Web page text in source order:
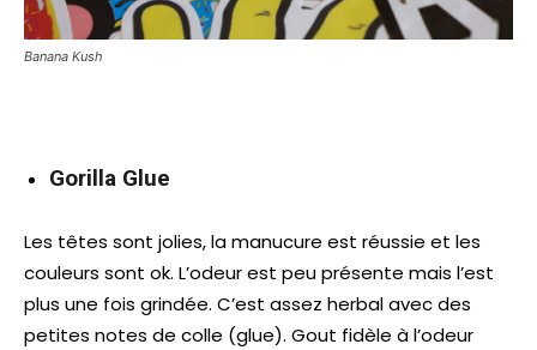
Banana Kush
Gorilla Glue
Les têtes sont jolies, la manucure est réussie et les
couleurs sont ok. L’odeur est peu présente mais l’est
plus une fois grindée. C’est assez herbal avec des
petites notes de colle (glue). Gout fidèle à l’odeur